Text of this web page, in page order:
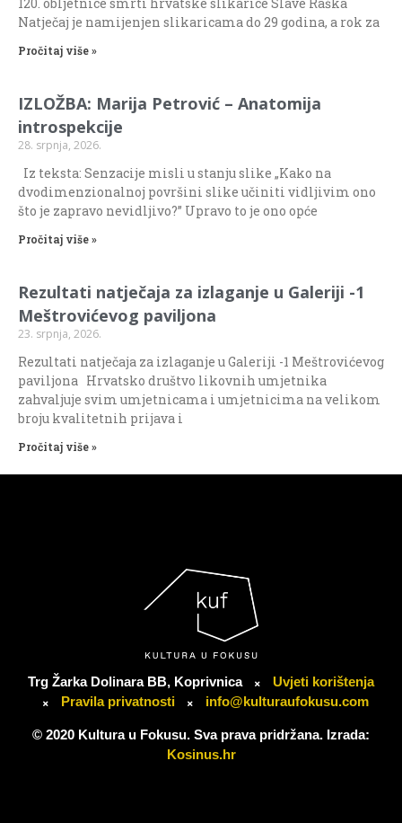
Natječaj je namijenjen slikaricama do 29 godina, a rok za
Pročitaj više »
IZLOŽBA: Marija Petrović – Anatomija
introspekcije
28. srpnja, 2026.
Iz teksta: Senzacije misli u stanju slike „Kako na
dvodimenzionalnoj površini slike učiniti vidljivim ono
što je zapravo nevidljivo?” Upravo to je ono opće
Pročitaj više »
Rezultati natječaja za izlaganje u Galeriji -1
Meštrovićevog paviljona
23. srpnja, 2026.
Rezultati natječaja za izlaganje u Galeriji -1 Meštrovićevog
paviljona Hrvatsko društvo likovnih umjetnika
zahvaljuje svim umjetnicama i umjetnicima na velikom
broju kvalitetnih prijava i
Pročitaj više »
Trg Žarka Dolinara BB, Koprivnica
Uvjeti korištenja
Pravila privatnosti
info@kulturaufokusu.com
© 2020 Kultura u Fokusu. Sva prava pridržana. Izrada:
Kosinus.hr